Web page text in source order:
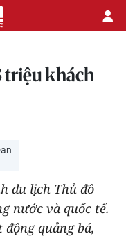
triệu khách
du lịch Thủ đô
nước và quốc tế.
quảng bá,